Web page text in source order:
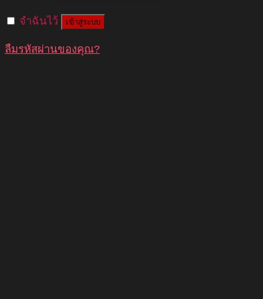
จำฉันไว้ เข้าสู่ระบบ
ลืมรหัสผ่านของคุณ?